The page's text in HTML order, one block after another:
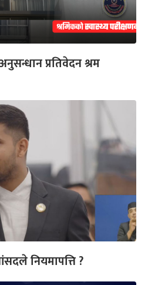
प्रतिवेदन श्रम
नियमापत्ति ?